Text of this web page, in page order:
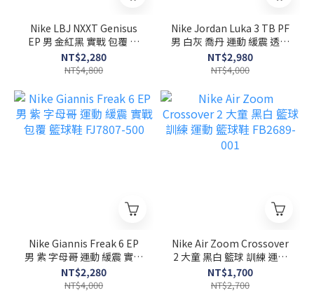
Nike LBJ NXXT Genisus
EP 男 金紅黑 實戰 包覆 運
動 緩震 籃球鞋 HF0711-
600
NT$2,280
NT$4,800
Nike Jordan Luka 3 TB PF
男 白灰 喬丹 運動 緩震 透氣
籃球鞋 FQ7455-106
NT$2,980
NT$4,000
Nike Giannis Freak 6 EP
男 紫 字母哥 運動 緩震 實戰
包覆 籃球鞋 FJ7807-500
NT$2,280
NT$4,000
Nike Air Zoom Crossover
2 大童 黑白 籃球 訓練 運動
籃球鞋 FB2689-001
NT$1,700
NT$2,700